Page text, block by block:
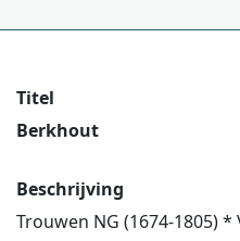
Titel
Berkhout
Beschrijving
Trouwen NG (1674-1805)